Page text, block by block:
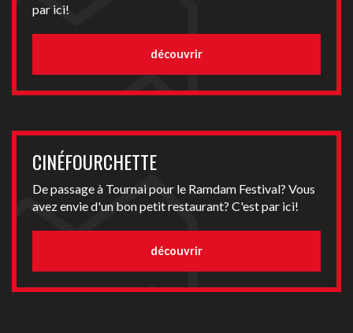
par ici!
découvrir
CINÉFOURCHETTE
De passage à Tournai pour le Ramdam Festival? Vous
avez envie d'un bon petit restaurant? C'est par ici!
découvrir